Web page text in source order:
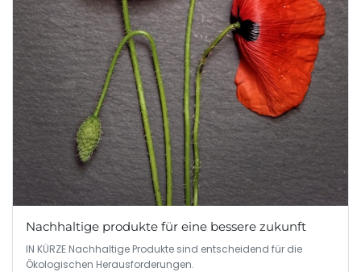
Nachhaltige produkte für eine bessere zukunft
IN KÜRZE Nachhaltige Produkte sind entscheidend für die
Ökologischen Herausforderungen.